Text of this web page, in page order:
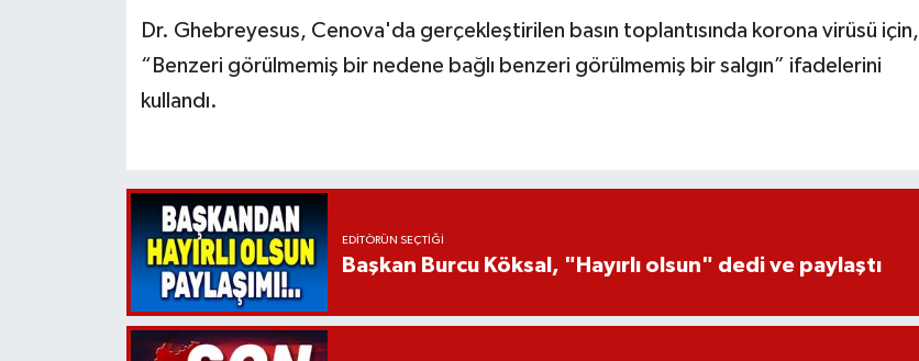
Dr. Ghebreyesus, Cenova'da gerçekleştirilen basın toplantısında korona virüsü için,
“Benzeri görülmemiş bir nedene bağlı benzeri görülmemiş bir salgın” ifadelerini
kullandı.
EDITÖRÜN SEÇTIĞI
Başkan Burcu Köksal, "Hayırlı olsun" dedi ve paylaştı